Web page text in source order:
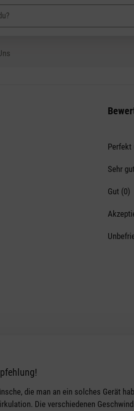
Perfekt
Sehr
Gut (0)
die man an ein solches Gerät
Die verschiedenen